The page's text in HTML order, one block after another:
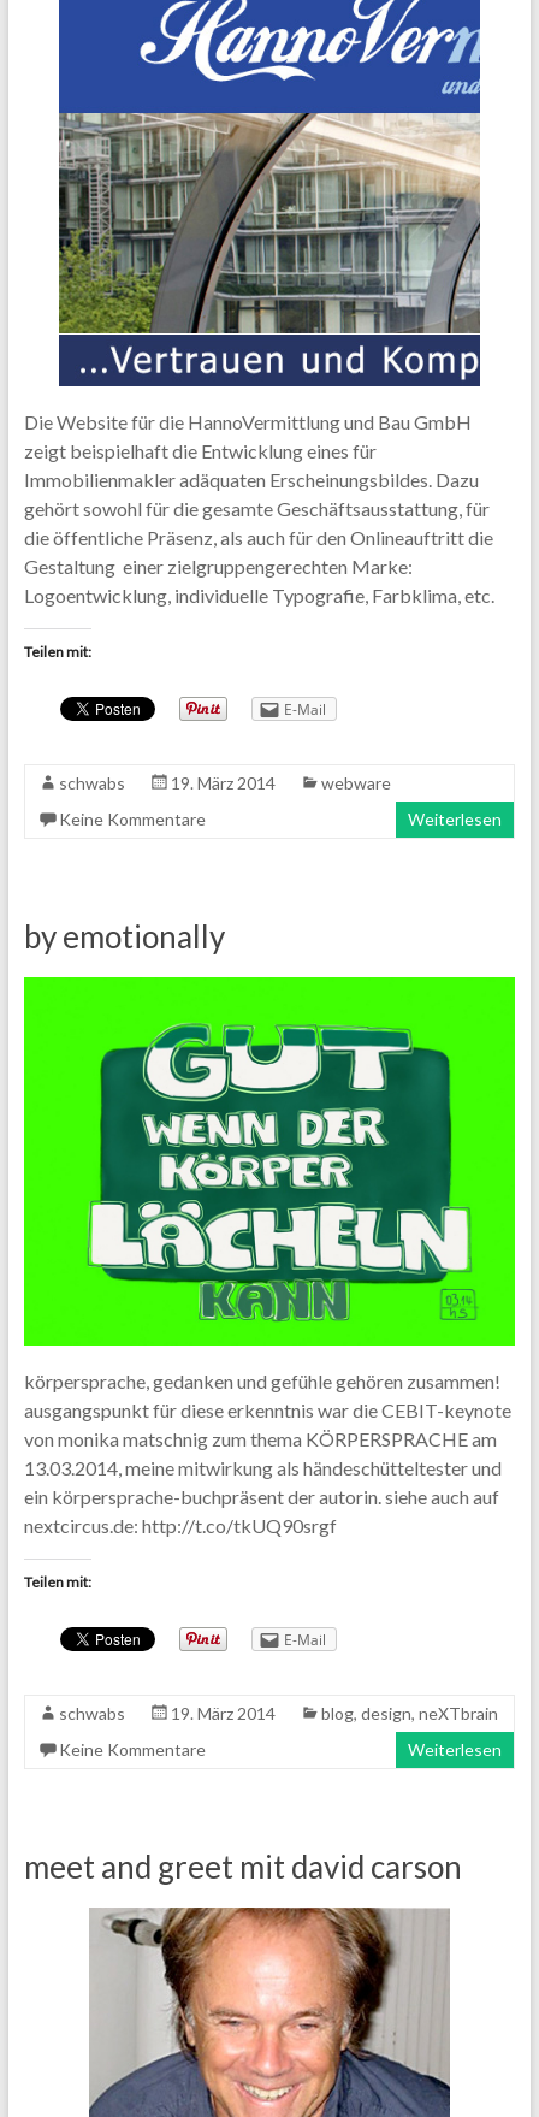
Die Website für die HannoVermittlung und Bau GmbH
zeigt beispielhaft die Entwicklung eines für
Immobilienmakler adäquaten Erscheinungsbildes. Dazu
gehört sowohl für die gesamte Geschäftsausstattung, für
die öffentliche Präsenz, als auch für den Onlineauftritt die
Gestaltung einer zielgruppengerechten Marke:
Logoentwicklung, individuelle Typografie, Farbklima, etc.
Teilen mit:
E-Mail
schwabs 19. März 2014
webware
Keine Kommentare
Weiterlesen
by emotionally
körpersprache, gedanken und gefühle gehören zusammen!
ausgangspunkt für diese erkenntnis war die CEBIT-keynote
von monika matschnig zum thema KÖRPERSPRACHE am
13.03.2014, meine mitwirkung als händeschütteltester und
ein körpersprache-buchpräsent der autorin. siehe auch auf
nextcircus.de: http://t.co/tkUQ90srgf
Teilen mit:
E-Mail
schwabs 19. März 2014 blog, design, neXTbrain
Keine Kommentare
Weiterlesen
meet and greet mit david carson